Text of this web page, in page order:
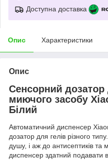
Доступна доставка
Опис Характеристики
Опис
Сенсорний дозатор
миючого засобу
Білий
Автоматичний диспенсер
дозатор для гелів різного
душу, і аж до антисептиків
диспенсер здатний подавати